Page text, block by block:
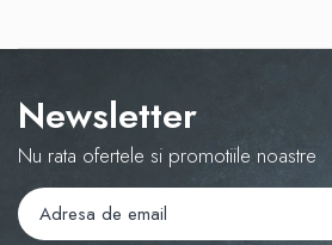
Tabla De Demonstratie
Tactica
Newsletter
Nu rata ofertele si promotiile noastre